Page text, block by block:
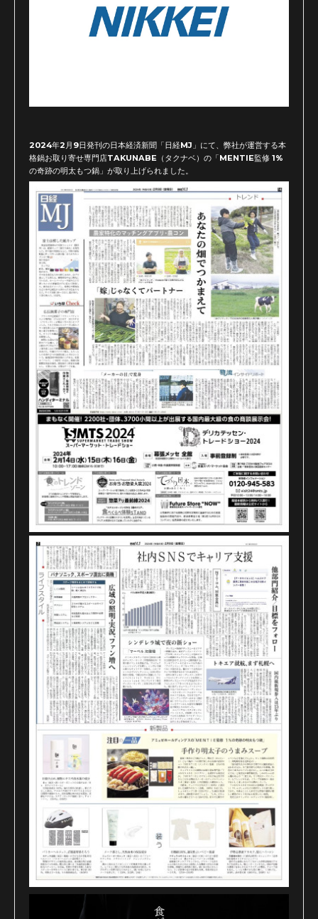
2024年2月9日発刊の日本経済新聞「日経MJ」にて、弊社が運営する本
格鍋お取り寄せ専門店TAKUNABE（タクナベ）の「MENTIE監修 1%
の奇跡の明太もつ鍋」が取り上げられました。